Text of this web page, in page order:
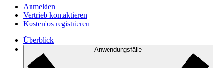
Anmelden
Vertrieb kontaktieren
Kostenlos registrieren
Überblick
Anwendungsfälle